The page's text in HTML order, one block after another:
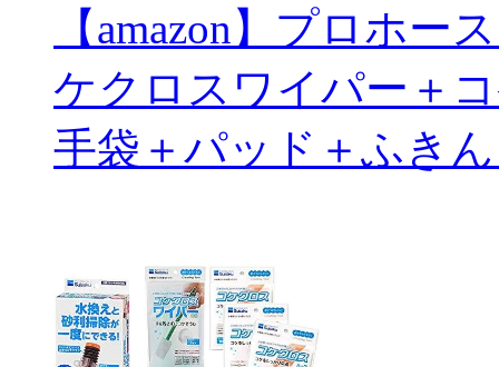
【amazon】プロホ
ケクロスワイパー＋
手袋＋パッド＋ふき